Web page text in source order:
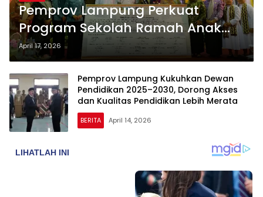
Pemprov Lampung Perkuat
Program Sekolah Ramah Anak
Lewat Sinergi Sekolah dan Orang
Tua
April 17, 2026
Pemprov Lampung Kukuhkan Dewan
Pendidikan 2025–2030, Dorong Akses
dan Kualitas Pendidikan Lebih Merata
BERITA April 14, 2026